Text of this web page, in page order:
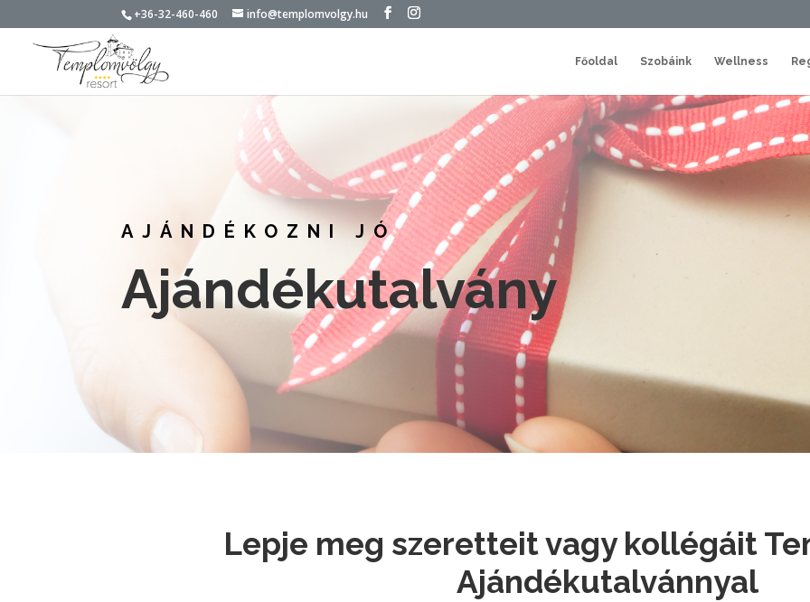
+36-32-460-460 info@templomvolgy.hu
Főoldal Szobáink Wellness
AJÁNDÉKOZNI JÓ
Ajándékutalvány
Lepje meg szeretteit vagy kollégáit
Ajándékutalvánnyal